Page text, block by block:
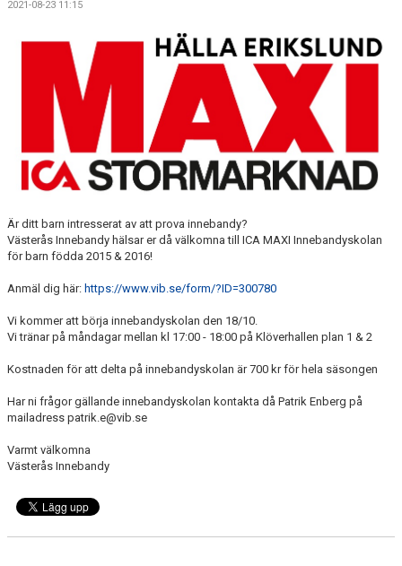
POLICYS
NYHETER
FÖRMÅNER
KALENDER UNGDOM
MATCHER HERR
TRUPPEN DAM
TRUPPEN HERR
2021-08-23 11:15
Är ditt barn intresserat av att prova innebandy?
Västerås Innebandy hälsar er då välkomna till ICA MAXI Innebandyskolan
för barn födda 2015 & 2016!
Anmäl dig här: https://www.vib.se/form/?ID=300780
Vi kommer att börja innebandyskolan den 18/10.
Vi tränar på måndagar mellan kl 17:00 - 18:00 på Klöverhallen plan 1 & 2
Kostnaden för att delta på innebandyskolan är 700 kr för hela säsongen
Har ni frågor gällande innebandyskolan kontakta då Patrik Enberg på
mailadress patrik.e@vib.se
Varmt välkomna
Västerås Innebandy